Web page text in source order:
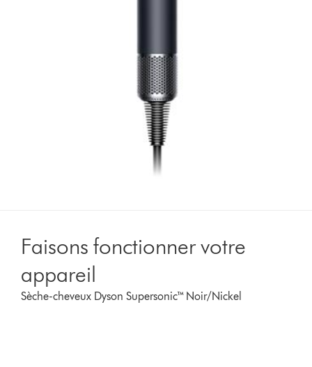
Faisons fonctionner votre
appareil
Sèche-cheveux Dyson Supersonic™ Noir/Nickel